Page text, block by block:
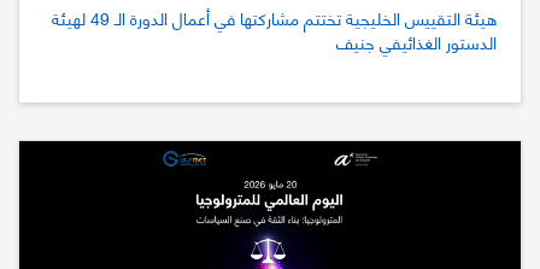
هيئة التقييس الخليجية تختتم مشاركتها في أعمال الدورة الـ 49 لهيئة
الدستور الغذائيفي جنيف